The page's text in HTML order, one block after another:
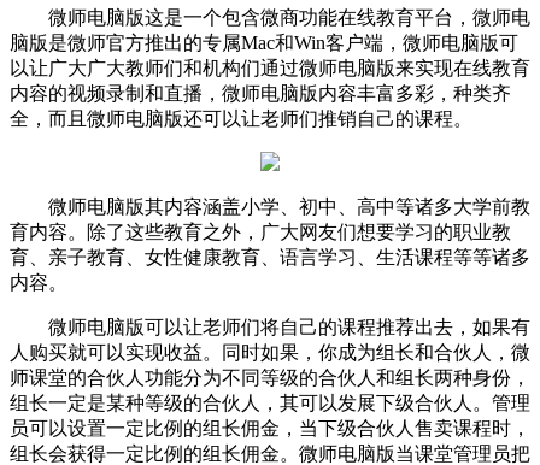
微师电脑版这是一个包含微商功能在线教育平台，微师电
脑版是微师官方推出的专属Mac和Win客户端，微师电脑版可
以让广大广大教师们和机构们通过微师电脑版来实现在线教育
内容的视频录制和直播，微师电脑版内容丰富多彩，种类齐
全，而且微师电脑版还可以让老师们推销自己的课程。
微师电脑版其内容涵盖小学、初中、高中等诸多大学前教
育内容。除了这些教育之外，广大网友们想要学习的职业教
育、亲子教育、女性健康教育、语言学习、生活课程等等诸多
内容。
微师电脑版可以让老师们将自己的课程推荐出去，如果有
人购买就可以实现收益。同时如果，你成为组长和合伙人，微
师课堂的合伙人功能分为不同等级的合伙人和组长两种身份，
组长一定是某种等级的合伙人，其可以发展下级合伙人。管理
员可以设置一定比例的组长佣金，当下级合伙人售卖课程时，
组长会获得一定比例的组长佣金。微师电脑版当课堂管理员把